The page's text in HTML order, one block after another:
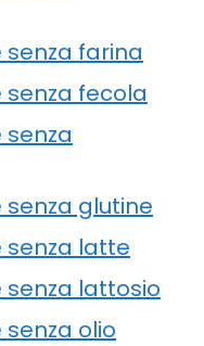
senza farina
senza fecola
glutine
senza latte
senza lattosio
olio